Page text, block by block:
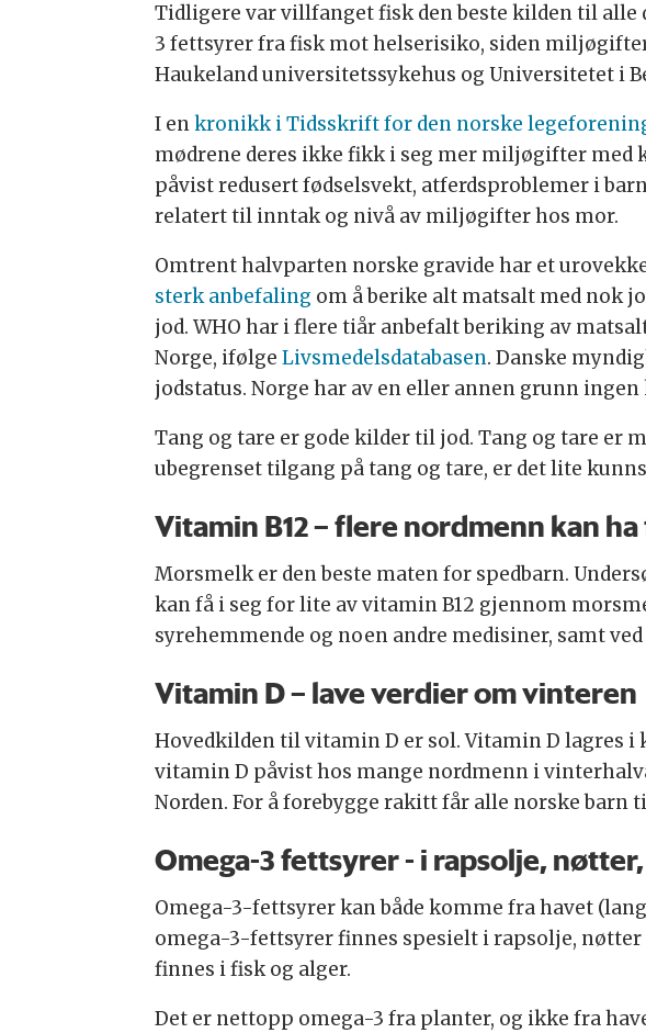
Tidligere var villfanget fisk den beste kilden til alle
3 fettsyrer fra fisk mot helserisiko, siden
Haukeland universitetssykehus og Universitetet i
I enkronikk i Tidsskrift for den norske
mødrene deres ikke fikk i seg mer miljøgifter med
påvist redusert fødselsvekt, atferdsproblemer i
relatert til inntak og nivå av miljøgifter hos mor.
Omtrent halvparten norske gravide har et
sterk anbefaling om å berike alt matsalt med nok
jod. WHO har i flere tiår anbefalt beriking av
Norge, ifølge Livsmedelsdatabasen. Danske
jodstatus. Norge har av en eller annen grunn
Tang og tare er gode kilder til jod. Tang og tare er
ubegrenset tilgang på tang og tare, er det lite
Vitamin B12 – flere nordmenn kan
Morsmelk er den beste maten for spedbarn.
kan få i seg for lite av vitamin B12 gjennom
syrehemmende og noen andre medisiner, samt
Vitamin D – lave verdier om vinteren
Hovedkilden til vitamin D er sol. Vitamin D lagres i
vitamin D påvist hos mange nordmenn i
Norden. For å forebygge rakitt får alle norske barn
Omega-3 fettsyrer - i rapsolje,
Omega-3-fettsyrer kan både komme fra havet
omega-3-fettsyrer finnes spesielt i rapsolje,
finnes i fisk og alger.
Det er nettopp omega-3 fra planter, og ikke fra